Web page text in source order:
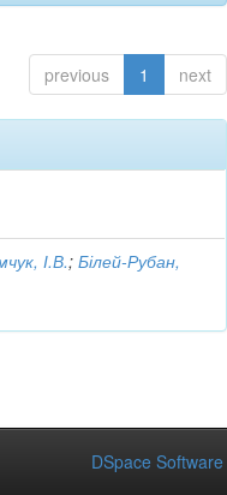
previous 1 next
І.В.;Білей-Рубан,
DSpace Software